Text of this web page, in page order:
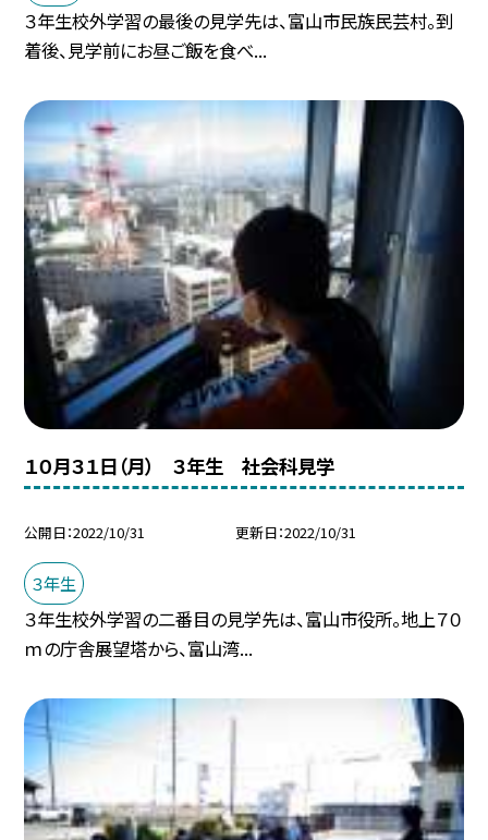
３年生校外学習の最後の見学先は、富山市民族民芸村。到
着後、見学前にお昼ご飯を食べ...
１０月３１日（月） ３年生 社会科見学
公開日 2022/10/31 更新日 2022/10/31
３年生
３年生校外学習の二番目の見学先は、富山市役所。地上７０
ｍの庁舎展望塔から、富山湾...